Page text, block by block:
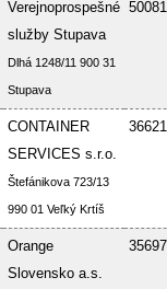
Verejnoprospešné
služby Stupava
Dlhá 1248/11 900 31
Stupava
CONTAINER
SERVICES s.r.o.
Štefánikova 723/13
990 01 Veľký Krtíš
Orange
Slovensko a.s.